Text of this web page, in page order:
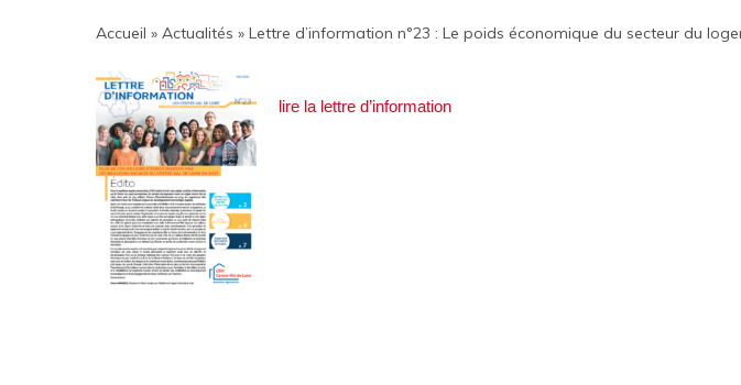
lire la lettre d’information
Accueil » Actualités » Lettre d’information n°23 : Le poids économique du secteur du